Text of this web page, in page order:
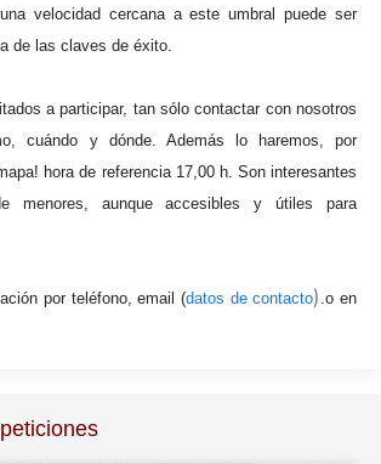
velocidad cercana a este umbral puede ser
de las claves de éxito.
a participar, tan sólo contactar con nosotros
cuándo y dónde. Además lo haremos, por
hora de referencia 17,00 h. Son interesantes
menores, aunque accesibles y útiles para
por teléfono, email (datos de contacto) .o en